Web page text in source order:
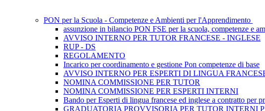
PON per la Scuola - Competenze e Ambienti per l'Apprendimento
assunzione in bilancio PON FSE per la scuola, competenze e
AVVISO INTERNO PER TUTOR FRANCESE - INGLESE
RUP - DS
REGOLAMENTO
Incarico per coordinamento e gestione Pon competenze di base
AVVISO INTERNO PER ESPERTI DI LINGUA
NOMINA COMMISSIONE PER TUTOR
NOMINA COMMISSIONE PER ESPERTI INTERNI
Bando per Esperti di lingua francese ed inglese a contratto per
GRADUATORIA PROVVISORIA PER TUTOR INTERNI